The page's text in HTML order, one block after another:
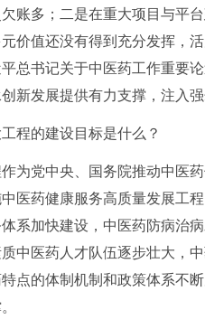
账多；二是在重大项目与平
价值还没有得到充分发挥，
总书记关于中医药工作重要
新发展提供有力支撑，注入
程的建设目标是什么？
为党中央、国务院推动中医
医药健康服务高质量发展工
系加快建设，中医药防病治
中医药人才队伍逐步壮大，
点的体制机制和政策体系不